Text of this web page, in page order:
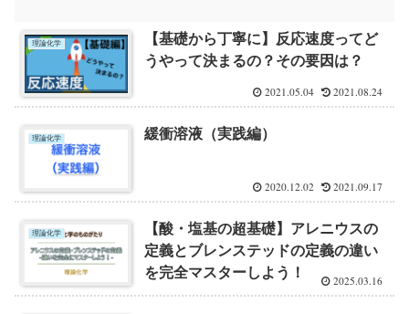
理論化学
【基礎から丁寧に】反応速度ってど
うやって決まるの？その要因は？
2021.05.04 2021.08.24
理論化学 緩衝溶液（実践編）
2020.12.02 2021.09.17
理論化学
【酸・塩基の超基礎】アレニウスの
定義とブレンステッドの定義の違い
を完全マスターしよう！
2025.03.16